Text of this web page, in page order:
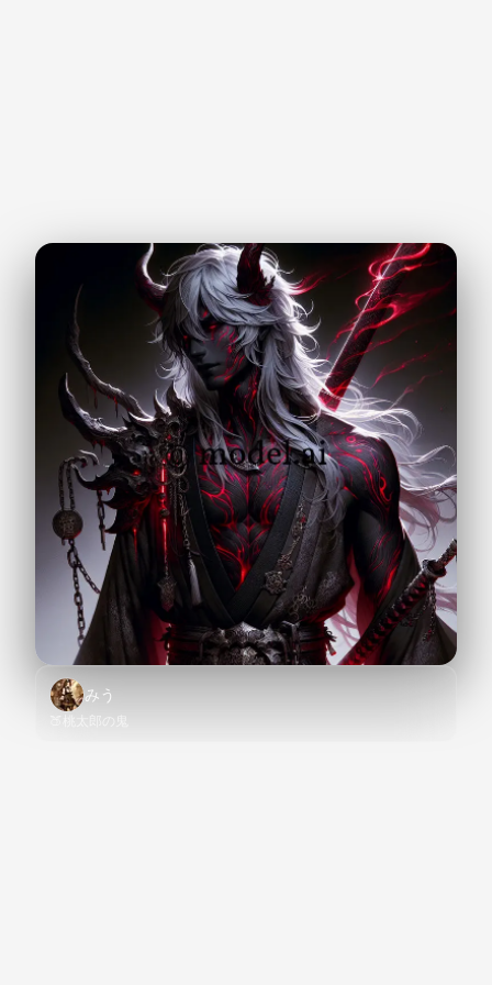
みう
🍑桃太郎の鬼